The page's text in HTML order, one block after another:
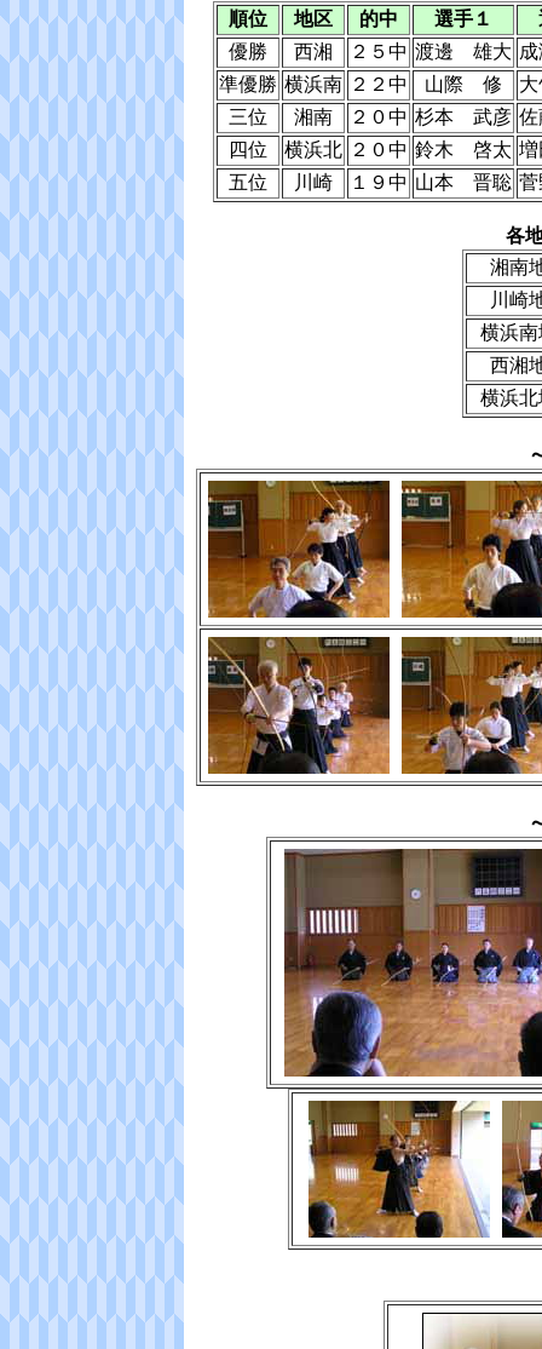
順位 地区 的中 選手１
優勝
西湘 ２５中 渡邊 雄大
準優勝 横浜南 ２２中 山際 修
三位
湘南 ２０中 杉本 武彦
四位
横浜北 ２０中 鈴木 啓太
五位
川崎 １９中 山本 晋聡
各
湘南
川崎
横浜
西湘
横浜